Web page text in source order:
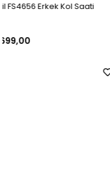
Fossil FJR1356 Erkek
₺6.210,00